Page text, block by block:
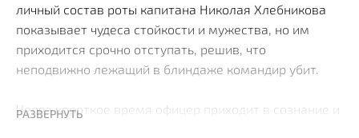
личный состав роты капитана Николая Хлебникова
показывает чудеса стойкости и мужества, но им
приходится срочно отступать, решив, что
неподвижно лежащий в блиндаже командир убит.
Через короткое время офицер приходит в сознание и
РАЗВЕРНУТЬ